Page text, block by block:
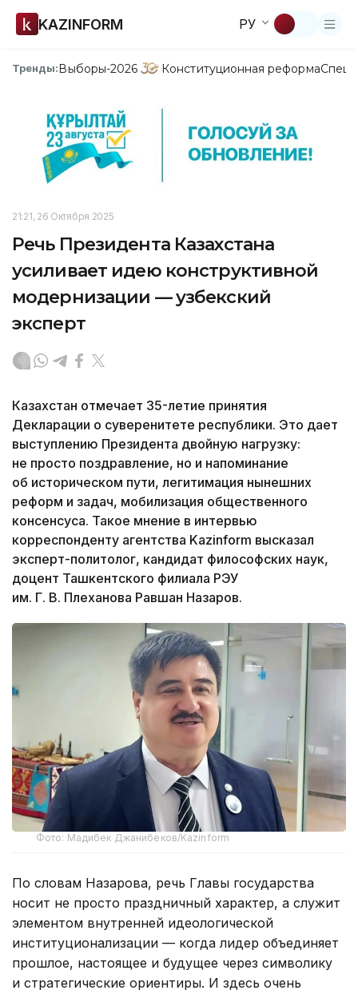
KAZINFORM РУ
Тренды:Выборы-2026 Конституционная реформа
21:21, 26 Октября 2025
Речь Президента Казахстана
усиливает идею конструктивной
модернизации — узбекский
эксперт
Казахстан отмечает 35-летие принятия
Декларации о суверенитете республики. Это дает
выступлению Президента двойную нагрузку:
не просто поздравление, но и напоминание
об историческом пути, легитимация нынешних
реформ и задач, мобилизация общественного
консенсуса. Такое мнение в интервью
корреспонденту агентства Kazinform высказал
эксперт-политолог, кандидат философских наук,
доцент Ташкентского филиала РЭУ
им. Г. В. Плеханова Равшан Назаров.
Фото: Мадибек Джанибеков/Kazinform
По словам Назарова, речь Главы государства
носит не просто праздничный характер, а служит
элементом внутренней идеологической
институционализации — когда лидер объединяет
прошлое, настоящее и будущее через символику
и стратегические ориентиры. И здесь очень